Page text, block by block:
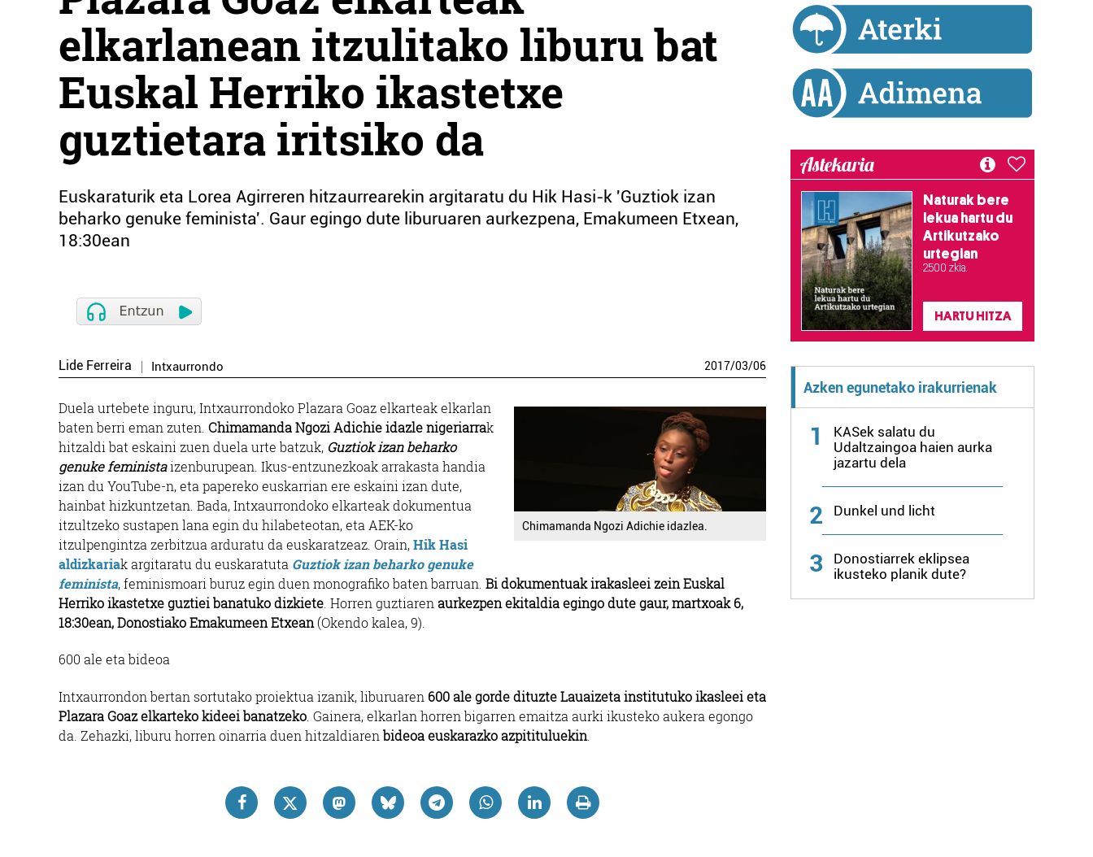
elkarlanean itzulitako liburu bat
Euskal Herriko ikastetxe
guztietara iritsiko da
Euskaraturik eta Lorea Agirreren hitzaurrearekin argitaratu du Hik Hasi-k 'Guztiok izan
beharko genuke feminista'. Gaur egingo dute liburuaren aurkezpena, Emakumeen Etxean,
18:30ean
Lide Ferreira Intxaurrondo 2017/03/06
Chimamanda Ngozi Adichie idazlea.
Duela urtebete inguru, Intxaurrondoko Plazara Goaz elkarteak elkarlan
baten berri eman zuten. Chimamanda Ngozi Adichie idazle nigeriarrak
hitzaldi bat eskaini zuen duela urte batzuk, Guztiok izan beharko
genuke feministaizenburupean. Ikus-entzunezkoak arrakasta handia
izan du YouTube-n, eta papereko euskarrian ere eskaini izan dute,
hainbat hizkuntzetan. Bada, Intxaurrondoko elkarteak dokumentua
itzultzeko sustapen lana egin du hilabeteotan, eta AEK-ko
itzulpengintza zerbitzua arduratu da euskaratzeaz. Orain,Hik Hasi
aldizkariak argitaratu du euskaratuta Guztiok izan beharko genuke
feminista, feminismoari buruz egin duen monografiko baten barruan. Bi dokumentuak irakasleei zein Euskal
Herriko ikastetxe guztiei banatuko dizkiete . Horren guztiaren aurkezpen ekitaldia egingo dute gaur, martxoak 6,
18:30ean, Donostiako Emakumeen Etxean(Okendo kalea, 9).
600 ale eta bideoa
Intxaurrondon bertan sortutako proiektua izanik, liburuaren 600 ale gorde dituzte Lauaizeta institutuko ikasleei eta
Plazara Goaz elkarteko kideei banatzeko . Gainera, elkarlan horren bigarren emaitza aurki ikusteko aukera egongo
da. Zehazki, liburu horren oinarria duen hitzaldiaren bideoa euskarazko azpitituluekin
Astekaria
Naturak bere
lekua hartu du
Artikutzako
urtegian
2.500 zkia.
HARTU HITZA
Azken egunetako irakurrienak
1
KASek salatu du
Udaltzaingoa haien aurka
jazartu dela
2 Dunkel und licht
3
Donostiarrek eklipsea
ikusteko planik dute?